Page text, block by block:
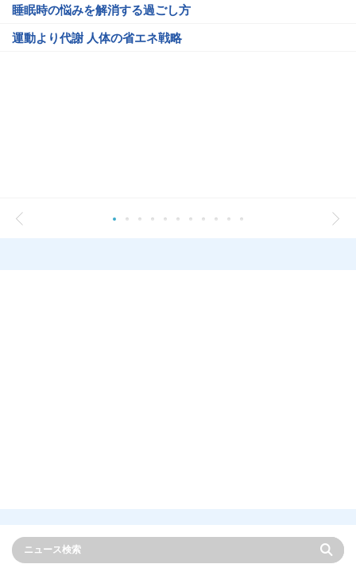
睡眠時の悩みを解消する過ごし方
運動より代謝 人体の省エネ戦略